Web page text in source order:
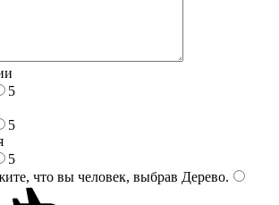
5
5
5
что вы человек, выбрав Дерево.